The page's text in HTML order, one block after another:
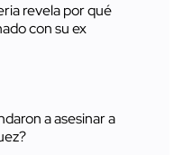
revela por qué
con su ex
a asesinar a